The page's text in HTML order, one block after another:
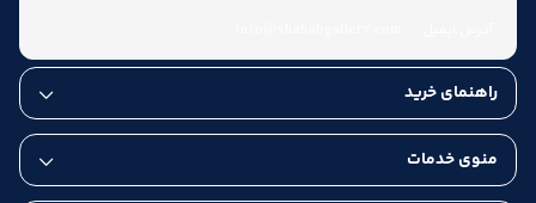
راهنمای خرید
منوی خدمات